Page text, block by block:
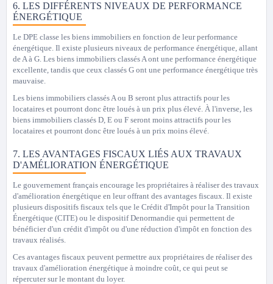
6. LES DIFFÉRENTS NIVEAUX DE PERFORMANCE
ÉNERGÉTIQUE
Le DPE classe les biens immobiliers en fonction de leur performance
énergétique. Il existe plusieurs niveaux de performance énergétique, allant
de A à G. Les biens immobiliers classés A ont une performance énergétique
excellente, tandis que ceux classés G ont une performance énergétique très
mauvaise.
Les biens immobiliers classés A ou B seront plus attractifs pour les
locataires et pourront donc être loués à un prix plus élevé. À l'inverse, les
biens immobiliers classés D, E ou F seront moins attractifs pour les
locataires et pourront donc être loués à un prix moins élevé.
7. LES AVANTAGES FISCAUX LIÉS AUX TRAVAUX
D'AMÉLIORATION ÉNERGÉTIQUE
Le gouvernement français encourage les propriétaires à réaliser des travaux
d'amélioration énergétique en leur offrant des avantages fiscaux. Il existe
plusieurs dispositifs fiscaux tels que le Crédit d'Impôt pour la Transition
Énergétique (CITE) ou le dispositif Denormandie qui permettent de
bénéficier d'un crédit d'impôt ou d'une réduction d'impôt en fonction des
travaux réalisés.
Ces avantages fiscaux peuvent permettre aux propriétaires de réaliser des
travaux d'amélioration énergétique à moindre coût, ce qui peut se
répercuter sur le montant du loyer.